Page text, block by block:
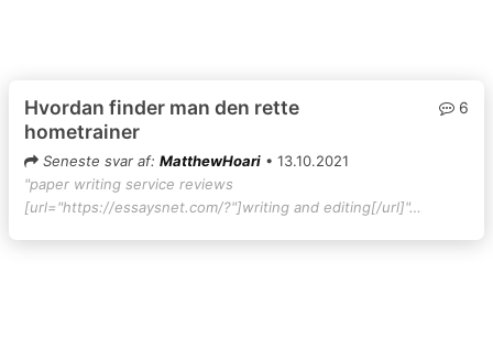
Hvordan finder man den rette
hometrainer
6
Seneste svar af: MatthewHoari • 13.10.2021
"paper writing service reviews
[url="https://essaysnet.com/?"]writing and editing[/url]"…